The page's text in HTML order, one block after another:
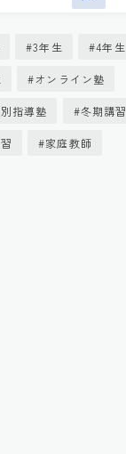
3年生 4年生
オンライン塾
指導塾 冬期講習
家庭教師